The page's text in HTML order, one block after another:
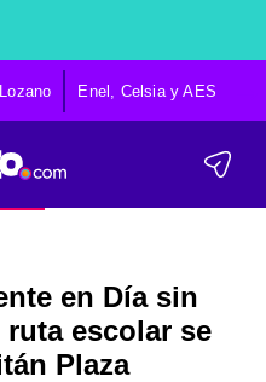
Enel, Celsia y AES
en Día sin
escolar se
Plaza